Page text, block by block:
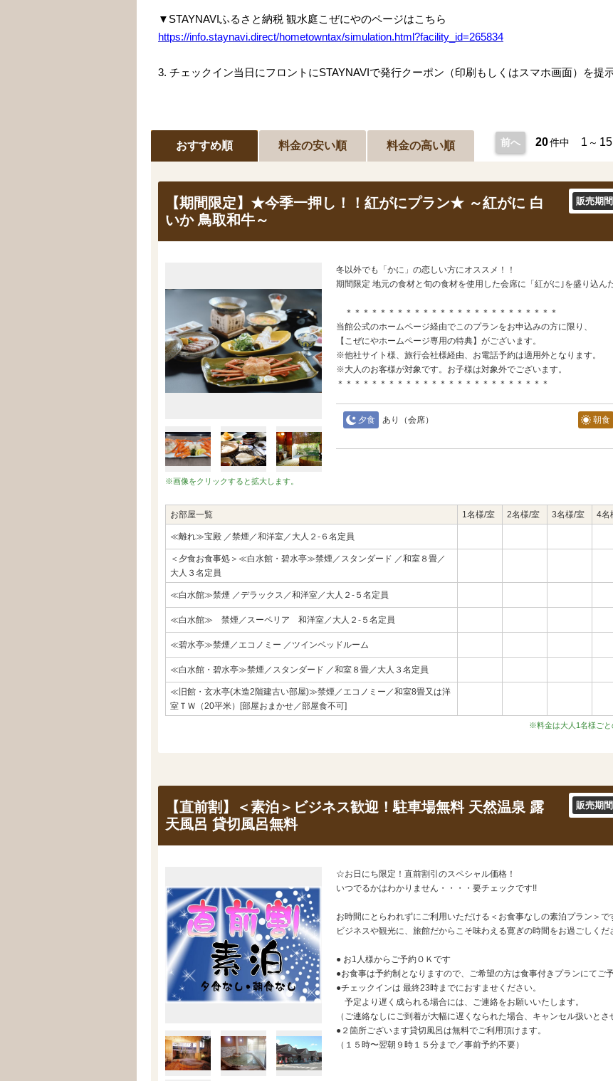
▼STAYNAVIふるさと納税 観水庭こぜにやのページはこちら
https://info.staynavi.direct/hometowntax/simulation.html?facility_id=265834
3. チェックイン当日にフロントにSTAYNAVIで発行クーポン（印刷もしくはスマホ画面）を提
おすすめ順 料金の安い順 料金の高い順 前へ 20件中 1 ～ 15
【期間限定】★今季一押し！！紅がにプラン★ ～紅がに 白
いか 鳥取和牛～
販売期間
※画像をクリックすると拡大します。
冬以外でも「かに」の恋しい方にオススメ！！
期間限定 地元の食材と旬の食材を使用した会席に「紅がに｣を盛り込ん
＊＊＊＊＊＊＊＊＊＊＊＊＊＊＊＊＊＊＊＊＊＊＊＊＊
当館公式のホームページ経由でこのプランをお申込みの方に限り、
【こぜにやホームページ専用の特典】がございます。
※他社サイト様、旅行会社様経由、お電話予約は適用外となります。
※大人のお客様が対象です。お子様は対象外でございます。
＊＊＊＊＊＊＊＊＊＊＊＊＊＊＊＊＊＊＊＊＊＊＊＊＊
夕食 あり（会席） 朝食
お部屋一覧 1名様/室 2名様/室 3名様/室 4名
≪離れ≫宝殿 ／禁煙／和洋室／大人２-６名定員
＜夕食お食事処＞≪白水館・碧水亭≫禁煙／スタンダード ／和室８畳／
大人３名定員
≪白水館≫禁煙 ／デラックス／和洋室／大人２-５名定員
≪白水館≫ 禁煙／スーペリア 和洋室／大人２-５名定員
≪碧水亭≫禁煙／エコノミー ／ツインベッドルーム
≪白水館・碧水亭≫禁煙／スタンダード ／和室８畳／大人３名定員
≪旧館・玄水亭(木造2階建古い部屋)≫禁煙／エコノミー／和室8畳又は洋
室ＴＷ（20平米）[部屋おまかせ／部屋食不可]
※料金は大人1名様ごと
【直前割】＜素泊＞ビジネス歓迎！駐車場無料 天然温泉 露
天風呂 貸切風呂無料
販売期間
☆お日にち限定！直前割引のスペシャル価格！
いつでるかはわかりません・・・・要チェックです!!
お時間にとらわれずにご利用いただける＜お食事なしの素泊プラン＞で
ビジネスや観光に、旅館だからこそ味わえる寛ぎの時間をお過ごしくだ
● お1人様からご予約ＯＫです
●お食事は予約制となりますので、ご希望の方は食事付きプランにてご予
●チェックインは 最終23時までにおすませください。
予定より遅く成られる場合には、ご連絡をお願いいたします。
（ご連絡なしにご到着が大幅に遅くなられた場合、キャンセル扱いとさ
●２箇所ございます貸切風呂は無料でご利用頂けます。
（１５時〜翌朝９時１５分まで／事前予約不要）